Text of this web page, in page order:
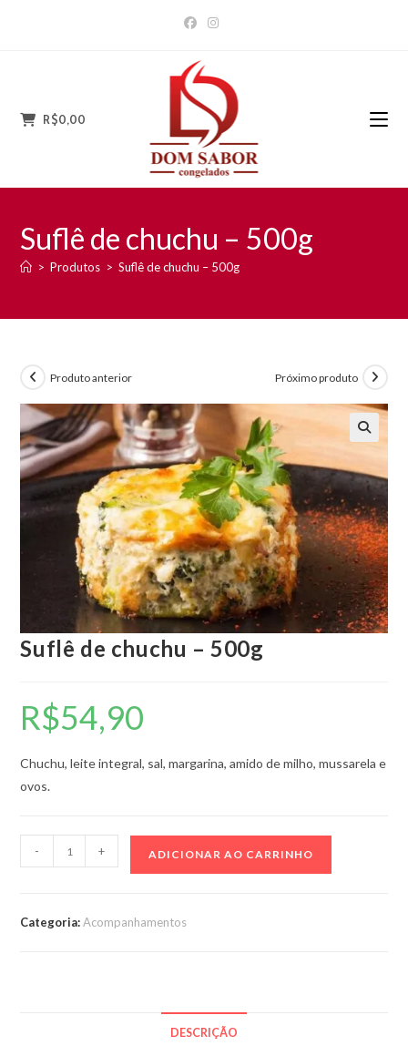
R$0,00
Suflê de chuchu – 500g
> Produtos > Suflê de chuchu – 500g
Produto anterior Próximo produto
Suflê de chuchu – 500g
R$54,90
Chuchu, leite integral, sal, margarina, amido de milho, mussarela e
ovos.
de
- + ADICIONAR AO CARRINHO
Categoria:Acompanhamentos
DESCRIÇÃO